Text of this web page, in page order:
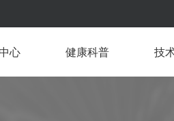
心 健康科普 技